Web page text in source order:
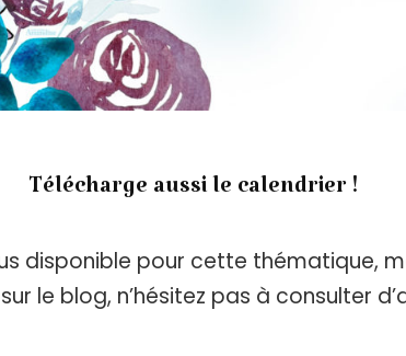
Télécharge aussi le calendrier !
disponible pour cette thématique,
le blog, n’hésitez pas à consulter